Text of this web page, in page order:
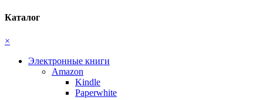
Каталог
×
Электронные книги
Amazon
Kindle
Paperwhite